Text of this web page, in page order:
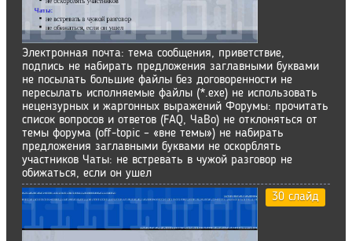
Электронная почта: тема сообщения, приветствие,
подпись не набирать предложения заглавными буквами
не посылать большие файлы без договоренности не
пересылать исполняемые файлы (*.exe) не использовать
нецензурных и жаргонных выражений Форумы: прочитать
список вопросов и ответов (FAQ, ЧаВо) не отклоняться от
темы форума (off-topic – «вне темы») не набирать
предложения заглавными буквами не оскорблять
участников Чаты: не встревать в чужой разговор не
обижаться, если он ушел
30 слайд